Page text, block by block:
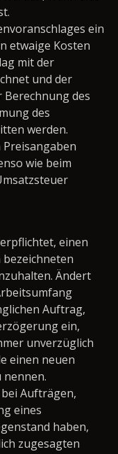
ein
etwaige Kosten
mit der
und der
Berechnung des
des
werden.
wie beim
einen
Ändert
Auftrag,
ein,
unverzüglich
einen neuen
Aufträgen,
eines
haben,
zugesagten